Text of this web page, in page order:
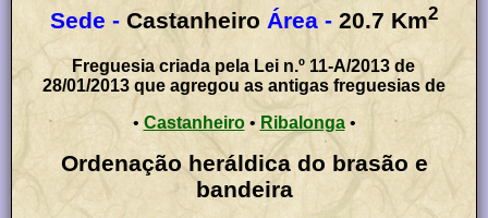
Sede - Castanheiro Área - 20.7 Km2
Freguesia criada pela Lei n.º 11-A/2013 de
28/01/2013 que agregou as antigas freguesias de
• Castanheiro• Ribalonga•
Ordenação heráldica do brasão e
bandeira